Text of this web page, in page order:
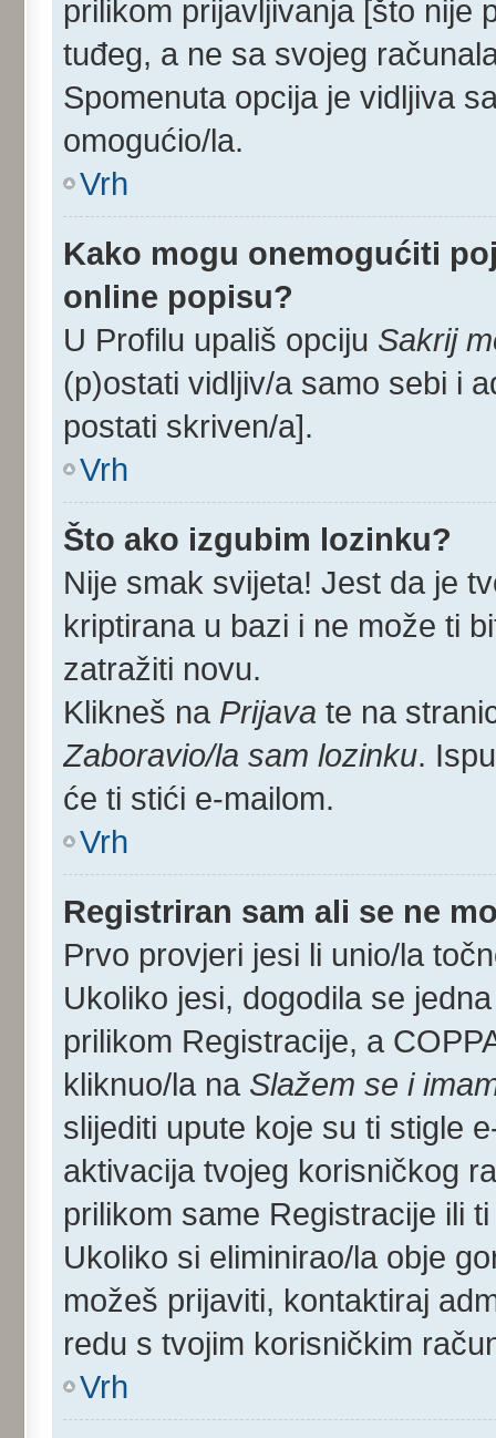
prilikom prijavljivanja [što nije
tuđeg, a ne sa svojeg
Spomenuta opcija je vidljiva
omogućio/la.
Vrh
Kako mogu onemogućiti
online popisu?
U Profilu upališ opciju Sakrij
(p)ostati vidljiv/a samo sebi i
postati skriven/a].
Vrh
Što ako izgubim lozinku?
Nije smak svijeta! Jest da je
kriptirana u bazi i ne može ti
zatražiti novu.
Klikneš na Prijava te na
Zaboravio/la sam lozinku.
će ti stići e-mailom.
Vrh
Registriran sam ali se ne
Prvo provjeri jesi li unio/la
Ukoliko jesi, dogodila se
prilikom Registracije, a
kliknuo/la na Slažem se i
slijediti upute koje su ti stigle
aktivacija tvojeg korisničkog
prilikom same Registracije ili
Ukoliko si eliminirao/la obje
možeš prijaviti, kontaktiraj
redu s tvojim korisničkim
Vrh